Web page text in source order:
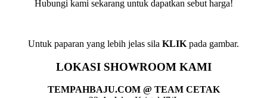
Hubungi kami sekarang untuk dapatkan sebut harga!
Untuk paparan yang lebih jelas sila KLIK pada gambar.
LOKASI SHOWROOM KAMI
TEMPAHBAJU.COM @ TEAM CETAK